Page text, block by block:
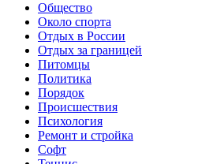
Общество
Около спорта
Отдых в России
Отдых за границей
Питомцы
Политика
Порядок
Происшествия
Психология
Ремонт и стройка
Софт